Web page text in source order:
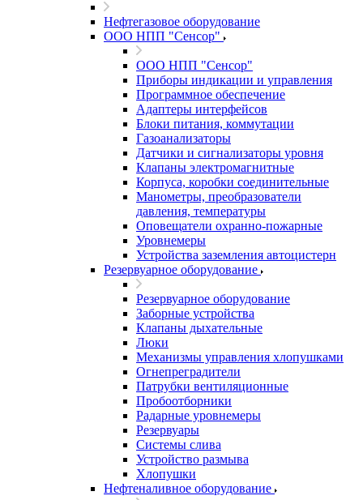
Нефтегазовое оборудование
ООО НПП "Сенсор"
ООО НПП "Сенсор"
Приборы индикации и управления
Программное обеспечение
Адаптеры интерфейсов
Блоки питания, коммутации
Газоанализаторы
Датчики и сигнализаторы уровня
Клапаны электромагнитные
Корпуса, коробки соединительные
Манометры, преобразователи
давления, температуры
Оповещатели охранно-пожарные
Уровнемеры
Устройства заземления автоцистерн
Резервуарное оборудование
Резервуарное оборудование
Заборные устройства
Клапаны дыхательные
Люки
Механизмы управления хлопушками
Огнепреградители
Патрубки вентиляционные
Пробоотборники
Радарные уровнемеры
Резервуары
Системы слива
Устройство размыва
Хлопушки
Нефтеналивное оборудование